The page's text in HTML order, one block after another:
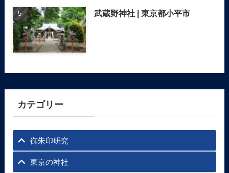
武蔵野神社 | 東京都小平市
カテゴリー
御朱印研究
東京の神社